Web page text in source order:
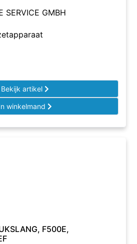
SERVICE GMBH
Bekijk artikel
winkelmand
F500E,